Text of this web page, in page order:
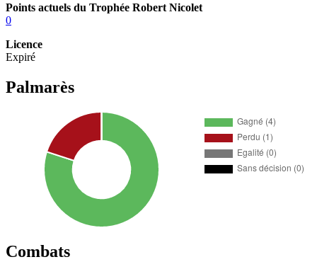
Points actuels du Trophée Robert Nicolet
0
Licence
Expiré
Palmarès
Combats